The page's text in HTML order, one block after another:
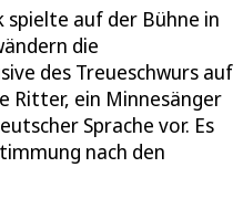
spielte auf der Bühne in
die
des Treueschwurs auf
Ritter, ein Minnesänger
Sprache vor. Es
nach den